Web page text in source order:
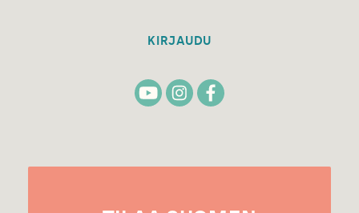
KIRJAUDU